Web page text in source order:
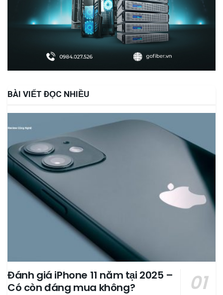
BÀI VIẾT ĐỌC NHIỀU
Đánh giá iPhone 11 năm tại 2025 –
Có còn đáng mua không?